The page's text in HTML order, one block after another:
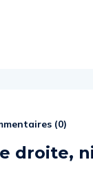
(0)
droite,